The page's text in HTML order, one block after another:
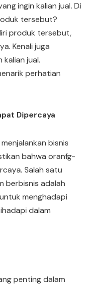
ingin kalian jual. Di
tersebut?
produk tersebut,
Kenali juga
jual.
perhatian
Dipercaya
bisnis
bahwa oranfg-
Salah satu
berbisnis adalah
menghadapi
dalam
penting dalam